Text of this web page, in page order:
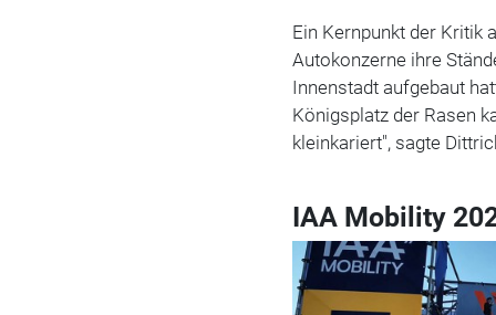
Ein Kernpunkt der Kritik
Autokonzerne ihre
Innenstadt aufgebaut
Königsplatz der Rasen
kleinkariert", sagte
IAA Mobility